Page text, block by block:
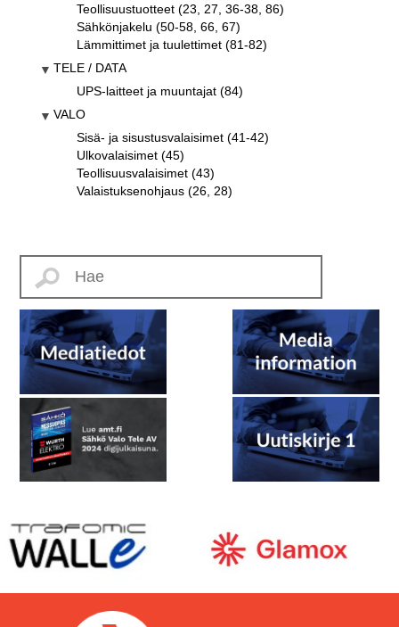
Teollisuustuotteet (23, 27, 36-38, 86)
Sähkönjakelu (50-58, 66, 67)
Lämmittimet ja tuulettimet (81-82)
TELE / DATA
UPS-laitteet ja muuntajat (84)
VALO
Sisä- ja sisustusvalaisimet (41-42)
Ulkovalaisimet (45)
Teollisuusvalaisimet (43)
Valaistuksenohjaus (26, 28)